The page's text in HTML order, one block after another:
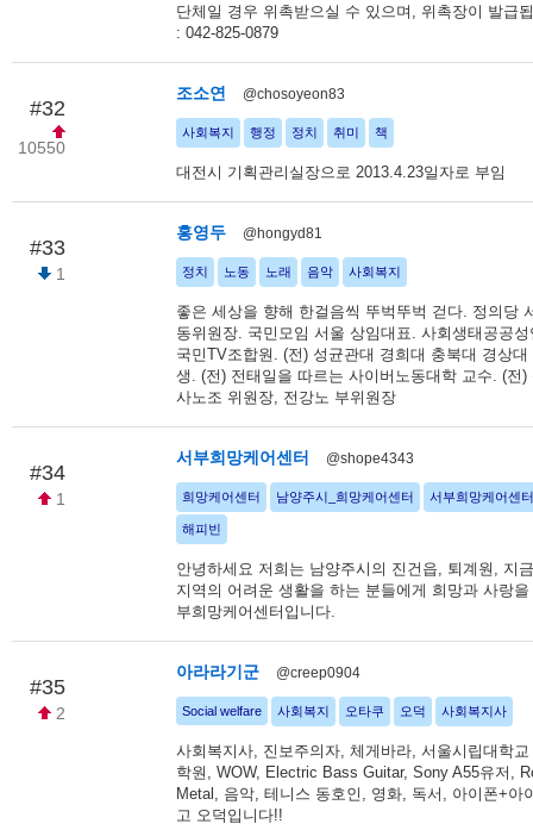
단체일 경우 위촉받으실 수 있으며, 위촉장이 발급
: 042-825-0879
#32
10550
조소연 @chosoyeon83
사회복지 행정 정치 취미 책
대전시 기획관리실장으로 2013.4.23일자로 부임
#33
1
홍영두 @hongyd81
정치 노동 노래 음악 사회복지
좋은 세상을 향해 한걸음씩 뚜벅뚜벅 걷다. 정의당
동위원장. 국민모임 서울 상임대표. 사회생태공공
국민TV조합원. (전) 성균관대 경희대 충북대 경상
생. (전) 전태일을 따르는 사이버노동대학 교수. (전)
사노조 위원장, 전강노 부위원장
#34
1
서부희망케어센터 @shope4343
희망케어센터 남양주시_희망케어센터 서부희망케어센터
해피빈
안녕하세요 저희는 남양주시의 진건읍, 퇴계원, 지
지역의 어려운 생활을 하는 분들에게 희망과 사랑
부희망케어센터입니다.
#35
2
아라라기군 @creep0904
Social welfare 사회복지 오타쿠 오덕 사회복지사
사회복지사, 진보주의자, 체게바라, 서울시립대학
학원, WOW, Electric Bass Guitar, Sony A55유저,
Metal, 음악, 테니스 동호인, 영화, 독서, 아이폰+아
고 오덕입니다!!